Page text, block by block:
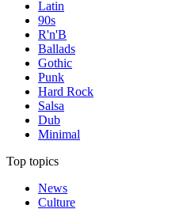
Latin
90s
R'n'B
Ballads
Gothic
Punk
Hard Rock
Salsa
Dub
Minimal
Top topics
News
Culture